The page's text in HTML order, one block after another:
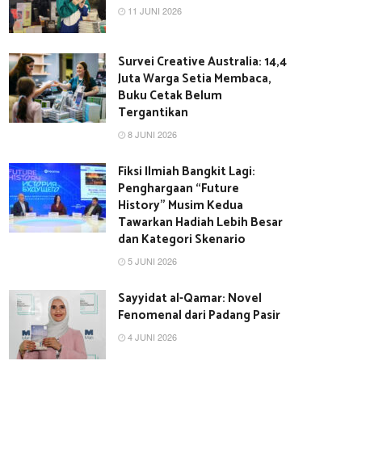
11 JUNI 2026
Survei Creative Australia: 14,4
Juta Warga Setia Membaca,
Buku Cetak Belum
Tergantikan
8 JUNI 2026
Fiksi Ilmiah Bangkit Lagi:
Penghargaan “Future
History” Musim Kedua
Tawarkan Hadiah Lebih Besar
dan Kategori Skenario
5 JUNI 2026
Sayyidat al-Qamar: Novel
Fenomenal dari Padang Pasir
4 JUNI 2026